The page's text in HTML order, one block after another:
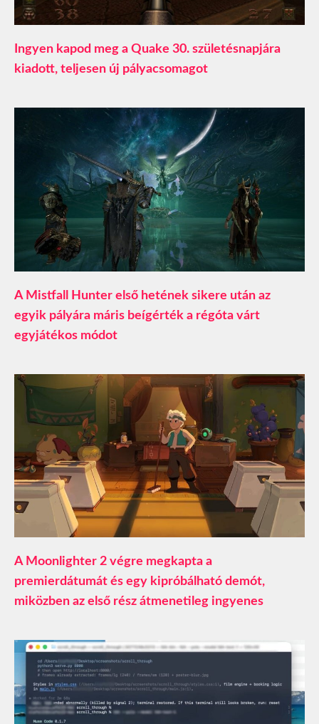
Ingyen kapod meg a Quake 30. születésnapjára
kiadott, teljesen új pályacsomagot
A Mistfall Hunter első hetének sikere után az
egyik pályára máris beígérték a régóta várt
egyjátékos módot
A Moonlighter 2 végre megkapta a
premierdátumát és egy kipróbálható demót,
miközben az első rész átmenetileg ingyenes